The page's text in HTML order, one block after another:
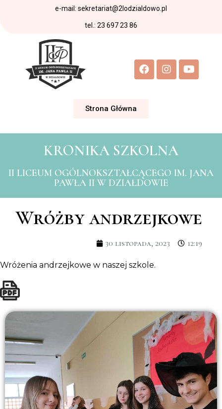
tel.: 23 697 23 86
e-mail: sekretariat@2lodzialdowo.pl
Strona Główna
KRONIKA SZKOLNA
II LICEUM OGÓLNOKSZTAŁCĄCEGO IM. JANA
PAWŁA II W DZIAŁDOWIE
Wróżby andrzejkowe
30 listopada, 2023 12:19
Wróżenia andrzejkowe w naszej szkole.